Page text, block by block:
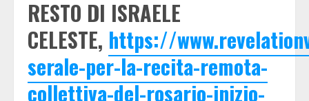
RESTO DI ISRAELE
CELESTE, https://
serale-per-la-recita-remota-
collettiva-del-rosario-inizio-